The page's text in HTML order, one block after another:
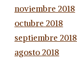
noviembre 2018
octubre 2018
septiembre 2018
agosto 2018